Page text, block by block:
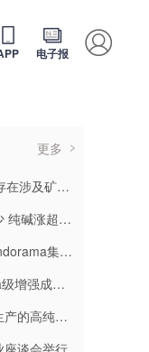
电子报
更多
产重组的具体计划
碱涨超3%
气示范项目EPC合同
土热轧汽车钢
目前约为2吨/年
座谈会举行